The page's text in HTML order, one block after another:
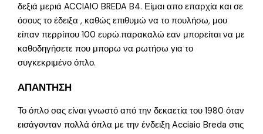
δεξιά μεριά ACCIAIO BREDA B4. Είμαι απο επαρχία και σε
όσους το έδειξα , καθώς επιθυμώ να το πουλήσω, μου
είπαν περρίπου 100 ευρώ.παρακαλώ εαν μπορείται να με
καθοδηγήσετε που μπορω να ρωτήσω για το
συγκεκριμένο όπλο.
ΑΠΑΝΤΗΣΗ
Το όπλο σας είναι γνωστό από την δεκαετία του 1980 όταν
εισάγονταν πολλά όπλα με την ένδειξη Acciaio Breda στις